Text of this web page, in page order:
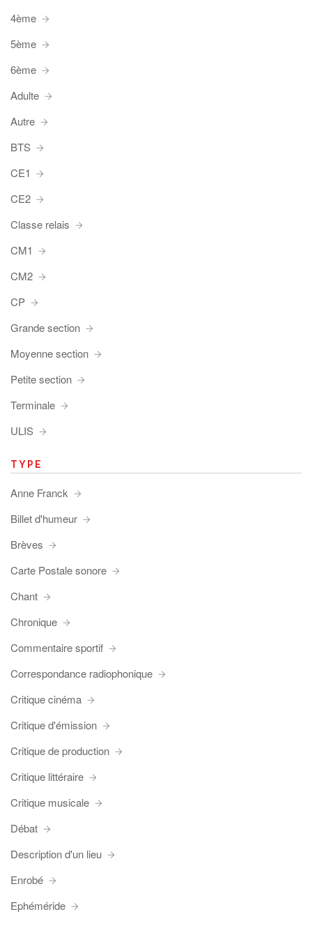
4ème
5ème
6ème
Adulte
Autre
BTS
CE1
CE2
Classe relais
CM1
CM2
CP
Grande section
Moyenne section
Petite section
Terminale
ULIS
TYPE
Anne Franck
Billet d'humeur
Brèves
Carte Postale sonore
Chant
Chronique
Commentaire sportif
Correspondance radiophonique
Critique cinéma
Critique d'émission
Critique de production
Critique littéraire
Critique musicale
Débat
Description d'un lieu
Enrobé
Ephéméride